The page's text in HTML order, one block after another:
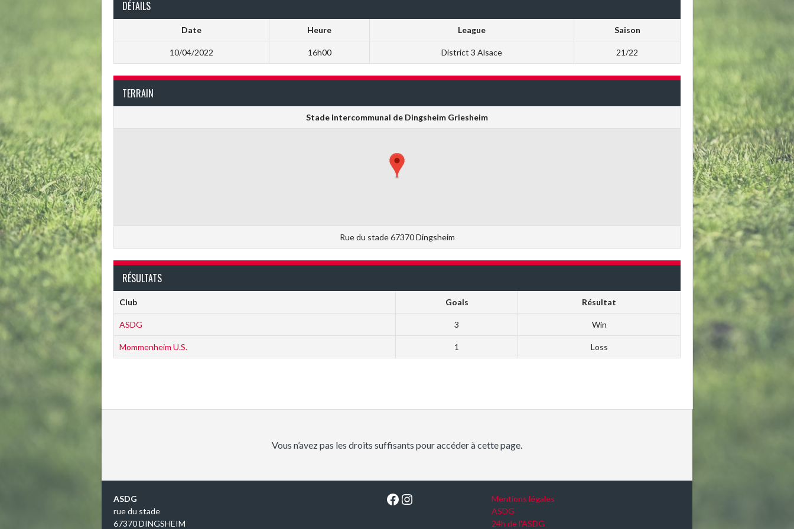
DÉTAILS
Date Heure League Saison
10/04/2022 16h00 District 3 Alsace 21/22
TERRAIN
Stade Intercommunal de Dingsheim Griesheim
Rue du stade 67370 Dingsheim
RÉSULTATS
Club Goals Résultat
ASDG 3 Win
Mommenheim U.S. 1 Loss
Vous n’avez pas les droits suffisants pour accéder à cette page.
ASDG
rue du stade
67370 DINGSHEIM
Facebook Instagram
Mentions légales
ASDG
24h de l'ASDG